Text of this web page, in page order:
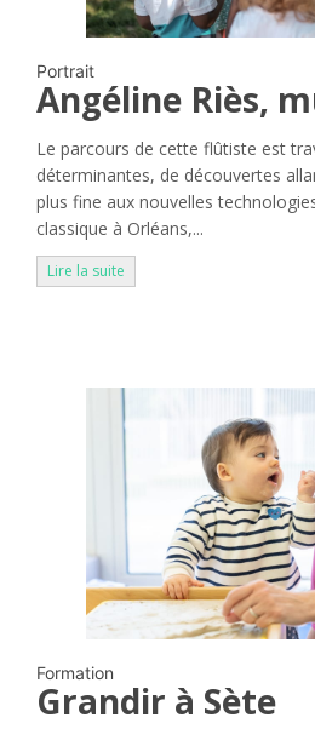
Portrait
Angéline Riès,
Le parcours de cette flûtiste est
déterminantes, de découvertes
plus fine aux nouvelles
classique à Orléans,...
Lire la suite
Formation
Grandir à Sète